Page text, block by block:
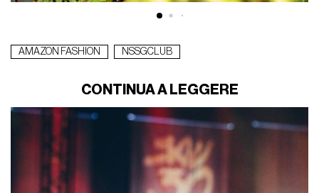
AMAZON FASHION NSSGCLUB
CONTINUA A LEGGERE